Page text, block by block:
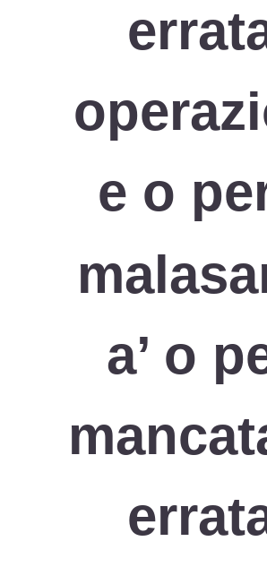
e o
a’ o